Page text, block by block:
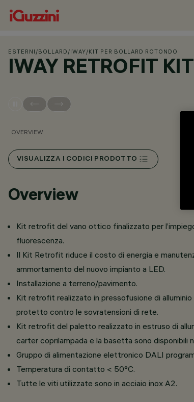
ESTERNI /BOLLARD /IWAY/KIT PER BOLLARD ROTONDO
IWAY RETROFIT
OVERVIEW
VISUALIZZA I CODICI PRODOTTO
Overview
Kit retrofit del vano ottico finalizzato per
fluorescenza.
Il Kit Retrofit riduce il costo di energia e
ammortamento del nuovo impianto a LED.
Installazione a terreno/pavimento.
Kit retrofit realizzato in pressofusione di
protetto contro le sovratensioni di rete.
Kit retrofit del paletto realizzato in estruso di
carter coprilampada e la basetta sono disponibili
Gruppo di alimentazione elettronico DALI
Temperatura di contatto < 50°C.
Tutte le viti utilizzate sono in acciaio inox A2.